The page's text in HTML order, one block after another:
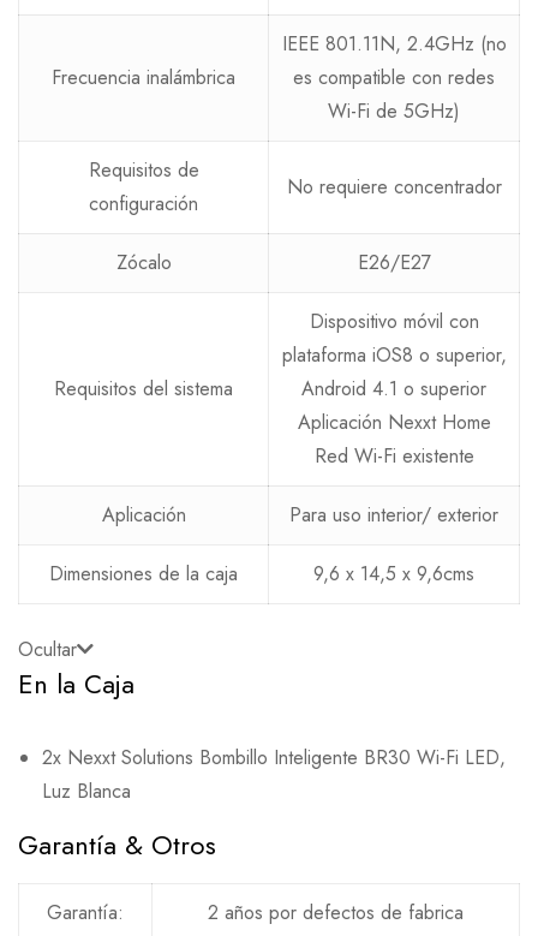
Frecuencia inalámbrica
IEEE 801.11N, 2.4GHz (no
es compatible con redes
Wi-Fi de 5GHz)
Requisitos de
configuración
No requiere concentrador
Zócalo E26/E27
Requisitos del sistema
Dispositivo móvil con
plataforma iOS8 o superior,
Android 4.1 o superior
Aplicación Nexxt Home
Red Wi-Fi existente
Aplicación Para uso interior/ exterior
Dimensiones de la caja 9,6 x 14,5 x 9,6cms
Ocultar
En la Caja
2x Nexxt Solutions Bombillo Inteligente BR30 Wi-Fi LED,
Luz Blanca
Garantía & Otros
Garantía: 2 años por defectos de fabrica